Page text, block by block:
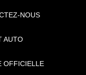
NOUS
AUTO
OFFICIELLE